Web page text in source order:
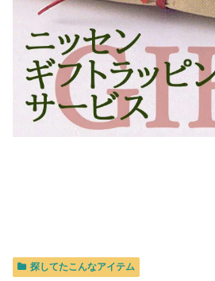
探してたこんなアイテム